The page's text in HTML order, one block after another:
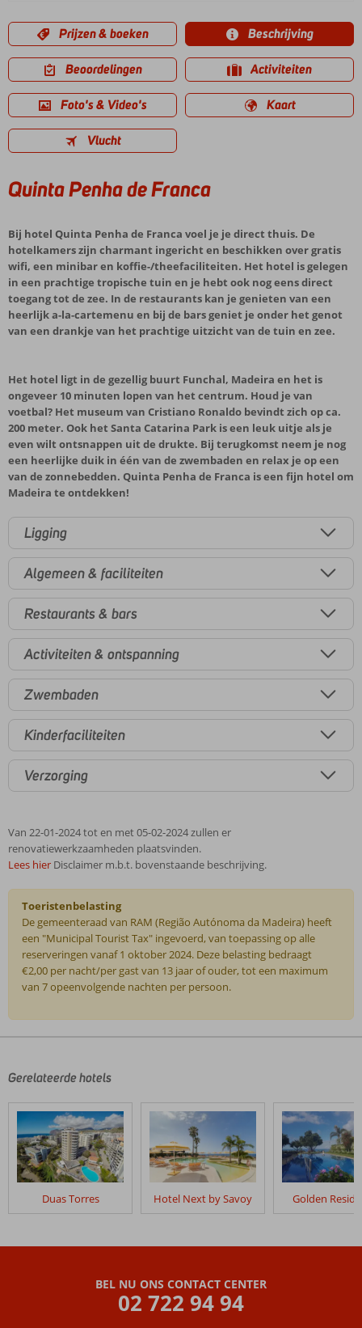
Prijzen & boeken Beschrijving
Beoordelingen Activiteiten
Foto's & Video's Kaart
Vlucht
Quinta Penha de Franca
Bij hotel Quinta Penha de Franca voel je je direct thuis. De
hotelkamers zijn charmant ingericht en beschikken over gratis
wifi, een minibar en koffie-/theefaciliteiten. Het hotel is gelegen
in een prachtige tropische tuin en je hebt ook nog eens direct
toegang tot de zee. In de restaurants kan je genieten van een
heerlijk a-la-cartemenu en bij de bars geniet je onder het genot
van een drankje van het prachtige uitzicht van de tuin en zee.
Het hotel ligt in de gezellig buurt Funchal, Madeira en het is
ongeveer 10 minuten lopen van het centrum. Houd je van
voetbal? Het museum van Cristiano Ronaldo bevindt zich op ca.
200 meter. Ook het Santa Catarina Park is een leuk uitje als je
even wilt ontsnappen uit de drukte. Bij terugkomst neem je nog
een heerlijke duik in één van de zwembaden en relax je op een
van de zonnebedden. Quinta Penha de Franca is een fijn hotel om
Madeira te ontdekken!
Ligging
Algemeen & faciliteiten
Restaurants & bars
Activiteiten & ontspanning
Zwembaden
Kinderfaciliteiten
Verzorging
Van 22-01-2024 tot en met 05-02-2024 zullen er
renovatiewerkzaamheden plaatsvinden.
Lees hier Disclaimer m.b.t. bovenstaande beschrijving.
Toeristenbelasting
De gemeenteraad van RAM (Região Autónoma da Madeira) heeft
een "Municipal Tourist Tax" ingevoerd, van toepassing op alle
reserveringen vanaf 1 oktober 2024. Deze belasting bedraagt
€2,00 per nacht/per gast van 13 jaar of ouder, tot een maximum
van 7 opeenvolgende nachten per persoon.
door
klanten
geschreven
na
hun
verblijf
Quinta
Gerelateerde hotels
Duas Torres Hotel Next by Savoy Golden
BEL NU ONS CONTACT CENTER
02 722 94 94